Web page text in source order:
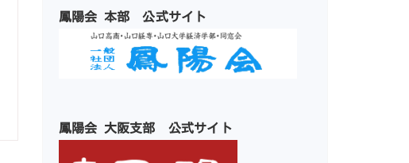
鳳陽会 本部 公式サイト
鳳陽会 大阪支部 公式サイト